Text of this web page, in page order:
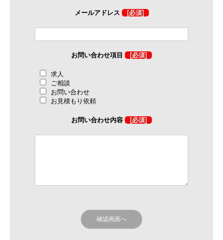
メールアドレス [必須]
お問い合わせ項目 [必須]
求人
ご相談
お問い合わせ
お見積もり依頼
お問い合わせ内容 [必須]